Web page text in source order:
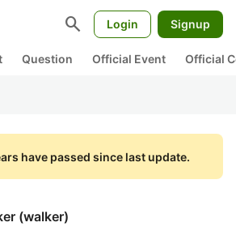
search Login Signup
Question Official Event Official
have passed since last update.
(walker)